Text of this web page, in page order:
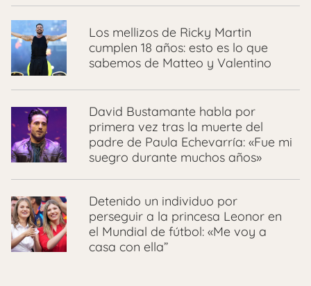
Los mellizos de Ricky Martin
cumplen 18 años: esto es lo que
sabemos de Matteo y Valentino
David Bustamante habla por
primera vez tras la muerte del
padre de Paula Echevarría: «Fue mi
suegro durante muchos años»
Detenido un individuo por
perseguir a la princesa Leonor en
el Mundial de fútbol: «Me voy a
casa con ella”